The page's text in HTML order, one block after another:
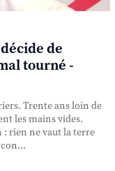
de
tourné -
Trente ans loin de
les mains vides.
rien ne vaut la terre